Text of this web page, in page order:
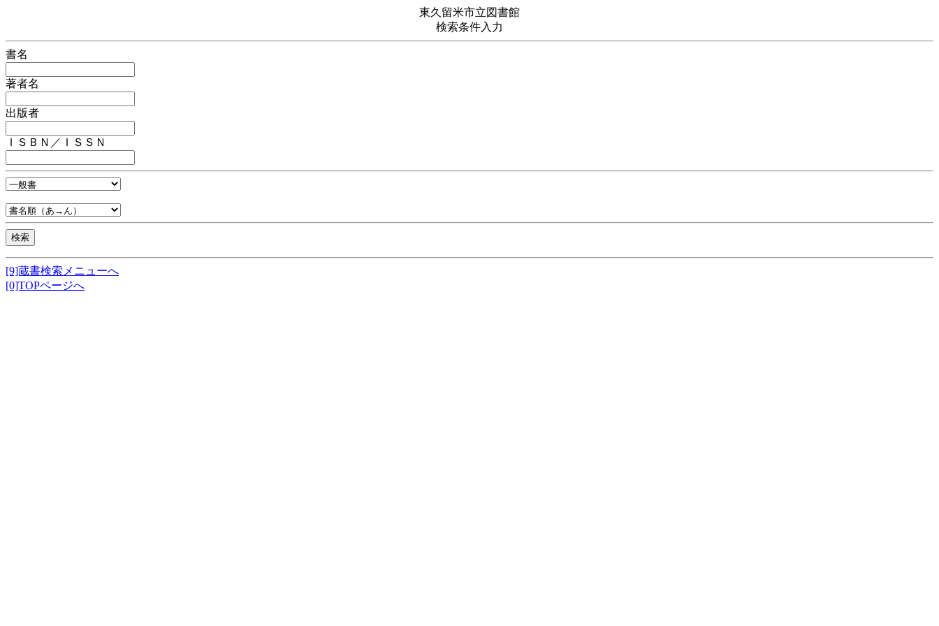
東久留米市立図書館
検索条件入力
書名
著者名
出版者
ＩＳＢＮ／ＩＳＳＮ
[9]蔵書検索メニューへ
[0]TOPページへ